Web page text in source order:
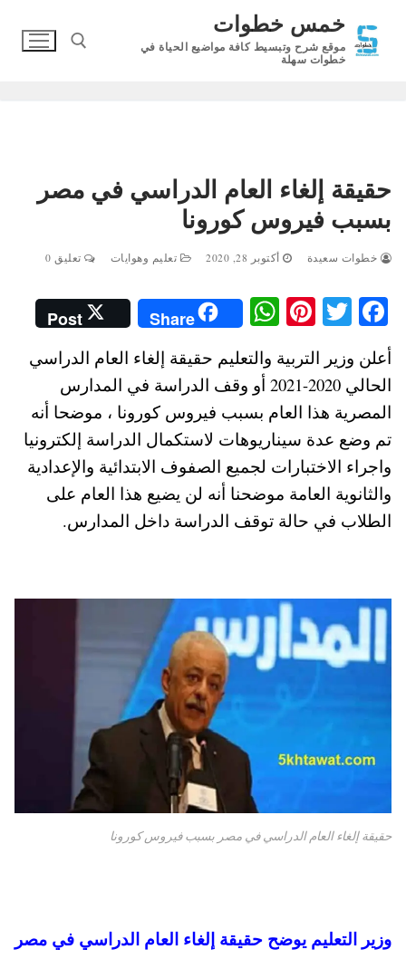
المحتوى
خمس خطوات
موقع شرح وتبسيط كافة مواضيع الحياة في
خطوات سهلة
حقيقة إلغاء العام الدراسي في مصر
بسبب فيروس كورونا
خطوات سعيدة أكتوبر 28, 2020 تعليم وهوايات تعليق 0
Fa
bo
ok
T
wi
tte
r
Pi
er
es
t
W
ha
ts
A
pp
Share
Post
أعلن وزير التربية والتعليم حقيقة إلغاء العام الدراسي
الحالي 2020-2021 أو وقف الدراسة في المدارس
المصرية هذا العام بسبب فيروس كورونا ، موضحا أنه
تم وضع عدة سيناريوهات لاستكمال الدراسة إلكترونيا
واجراء الاختبارات لجميع الصفوف الابتدائية والإعدادية
والثانوية العامة موضحنا أنه لن يضيع هذا العام على
الطلاب في حالة توقف الدراسة داخل المدارس.
حقيقة إلغاء العام الدراسي في مصر بسبب فيروس كورونا
وزير التعليم يوضح حقيقة إلغاء العام الدراسي في مصر